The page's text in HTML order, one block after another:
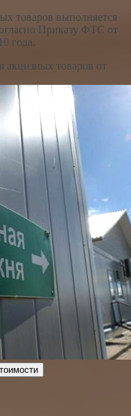
товаров выполняется
Приказу ФТС от
года.
акцизных товаров от